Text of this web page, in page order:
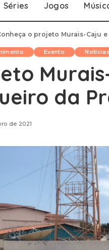
Séries Jogos
o projeto Murais-Caju
Evento Notícias
da
de 2021